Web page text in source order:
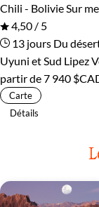
Chili - Bolivie Sur
4,50 / 5
13 jours Du
Uyuni et Sud Lipez
partir de7 940
Carte
Détails